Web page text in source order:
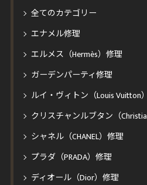
全てのカテゴリー
エナメル修理
エルメス（Hermès）修理
ガーデンパーティ修理
ルイ・ヴィトン（Louis Vuitton
クリスチャンルブタン（
シャネル（CHANEL）修理
プラダ（PRADA）修理
ディオール（Dior）修理